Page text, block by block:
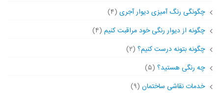
چگونگی رنگ آمیزی دیوار آجری (۴)
چگونه از دیوار رنگی خود مراقبت کنیم (۴)
چگونه بتونه درست کنیم؟ (۲)
چه رنگی هستید؟ (۵)
خدمات نقاشی ساختمان (۹)